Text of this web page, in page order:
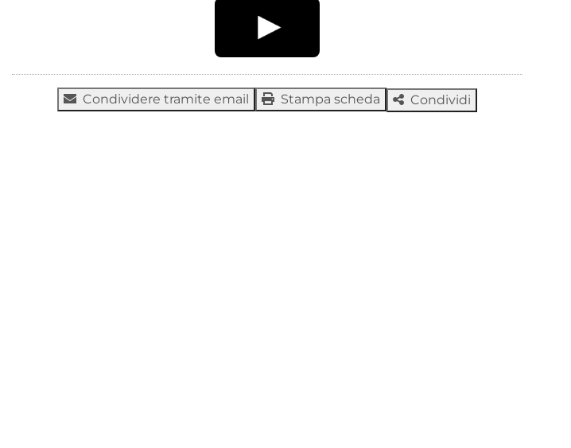
Condividere tramite email Stampa scheda Condividi